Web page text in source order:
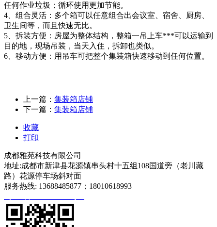
任何作业垃圾；循环使用更加节能。
4、组合灵活：多个箱可以任意组合出会议室、宿舍、厨房、
卫生间等，而且快速无比。
5、拆装方便：房屋为整体结构，整箱一吊上车***可以运输到
目的地，现场吊装，当天入住，拆卸也类似。
6、移动方便：用吊车可把整个集装箱快速移动到任何位置。
上一篇： 集装箱店铺
下一篇： 集装箱店铺
收藏
打印
成都雅苑科技有限公司
地址:成都市新津县花源镇串头村十五组108国道旁（老川藏
路）花源停车场斜对面
服务热线: 13688485877；18010618993